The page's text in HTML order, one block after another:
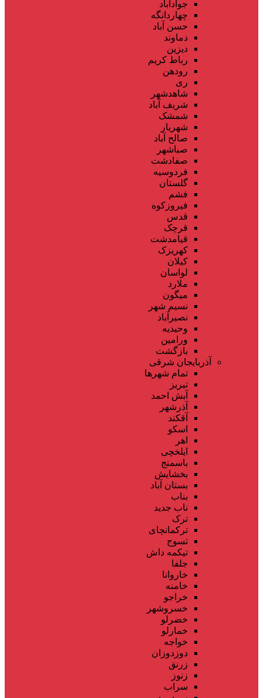
جوادآباد
چهاردانگه
حسن آباد
دماوند
دیزین
رباط کریم
رودهن
ری
شاهدشهر
شریف آباد
شمشک
شهریار
صالح آباد
صباشهر
صفادشت
فردوسیه
گلستان
فشم
فیروزکوه
قدس
قرچک
قیامدشت
کهریزک
کیلان
لواسان
ملارد
میگون
نسیم شهر
نصیرآباد
وحیدیه
ورامین
بازگشت
آذربایجان شرقی
تمام شهر‌ها
تبریز
آبش احمد
آذرشهر
آقکند
اسکو
اهر
ایلخچی
باسمنج
بخشایش
بستان آباد
بناب
ناب جدید
ترک
ترکمانچای
تسوج
تیکمه داش
جلفا
خاروانا
خامنه
خراجو
خسروشهر
خضرلو
خمارلو
خواجه
دوزدوزان
زرنق
زنوز
سراب